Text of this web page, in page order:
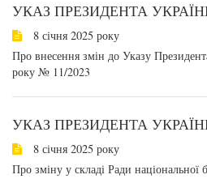
УКАЗ ПРЕЗИДЕНТА
8 січня 2025 року
Про внесення змін до Указу
року № 11/2023
УКАЗ ПРЕЗИДЕНТА
8 січня 2025 року
Про зміну у складі Ради національної